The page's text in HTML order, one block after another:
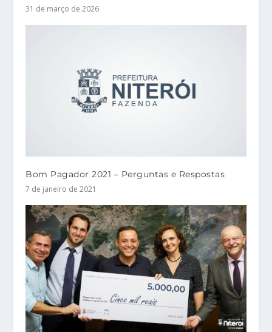
31 de março de 2026
Bom Pagador 2021 – Perguntas e Respostas
7 de janeiro de 2021